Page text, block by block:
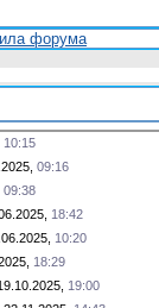
форума
10:15
09:16
09:38
18:42
10:20
18:29
19:00